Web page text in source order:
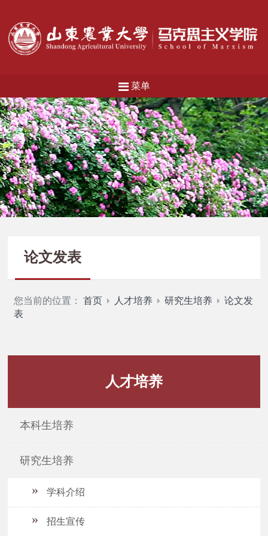
菜单
论文发表
您当前的位置：首页 人才培养 研究生培养
论文发
表
人才培养
本科生培养
研究生培养
学科介绍
招生宣传